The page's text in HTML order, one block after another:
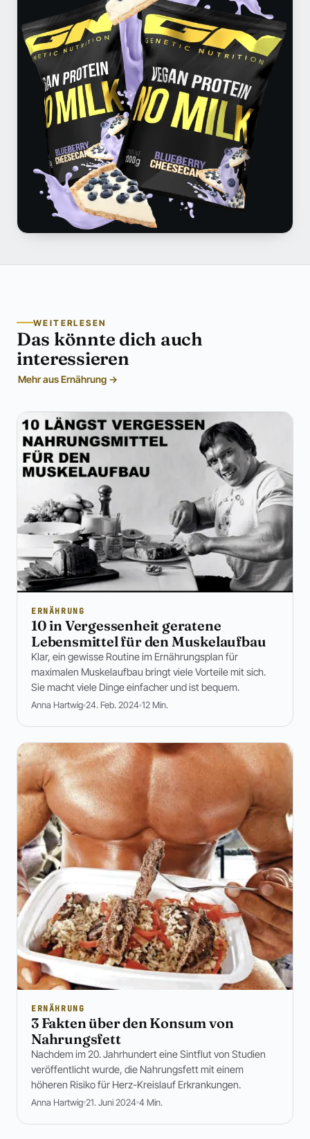
WEITERLESEN
Das könnte dich auch
interessieren
Mehr aus Ernährung →
ERNÄHRUNG
10 in Vergessenheit geratene
Lebensmittel für den Muskelaufbau
Klar, ein gewisse Routine im Ernährungsplan für
maximalen Muskelaufbau bringt viele Vorteile mit sich.
Sie macht viele Dinge einfacher und ist bequem.
Anna Hartwig 24. Feb. 2024 12 Min.
ERNÄHRUNG
3 Fakten über den Konsum von
Nahrungsfett
Nachdem im 20. Jahrhundert eine Sintflut von Studien
veröffentlicht wurde, die Nahrungsfett mit einem
höheren Risiko für Herz-Kreislauf Erkrankungen.
Anna Hartwig 21. Juni 2024 4 Min.